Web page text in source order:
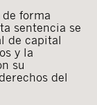
forma
sentencia se
de capital
y la
su
del